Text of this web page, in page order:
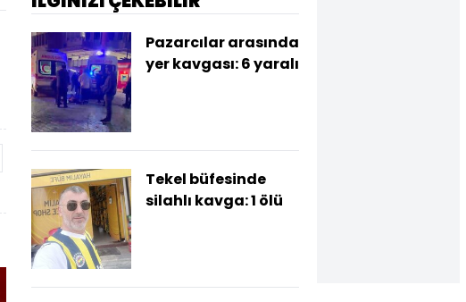
Pazarcılar arasında
yer kavgası: 6 yaralı
Tekel büfesinde
silahlı kavga: 1 ölü